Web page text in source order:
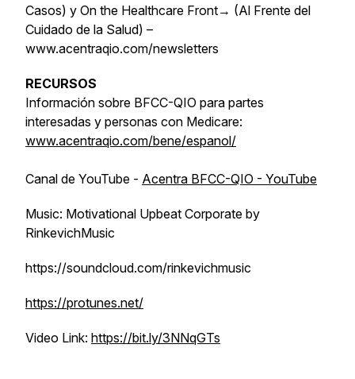
Casos) y On the Healthcare Front→ (Al Frente del
Cuidado de la Salud) –
www.acentraqio.com/newsletters
RECURSOS
Información sobre BFCC-QIO para partes
interesadas y personas con Medicare:
www.acentraqio.com/bene/espanol/
Canal de YouTube - Acentra BFCC-QIO - YouTube
Music: Motivational Upbeat Corporate by
RinkevichMusic
https://soundcloud.com/rinkevichmusic
https://protunes.net/
Video Link: https://bit.ly/3NNqGTs